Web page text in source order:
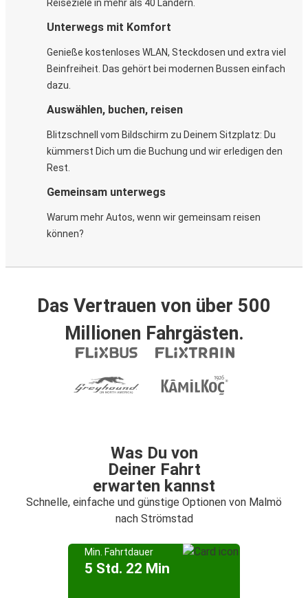
Reiseziele in mehr als 40 Ländern.
Unterwegs mit Komfort
Genieße kostenloses WLAN, Steckdosen und extra viel
Beinfreiheit. Das gehört bei modernen Bussen einfach
dazu.
Auswählen, buchen, reisen
Blitzschnell vom Bildschirm zu Deinem Sitzplatz: Du
kümmerst Dich um die Buchung und wir erledigen den
Rest.
Gemeinsam unterwegs
Warum mehr Autos, wenn wir gemeinsam reisen
können?
Das Vertrauen von über 500
Millionen Fahrgästen.
Was Du von
Deiner Fahrt
erwarten kannst
Schnelle, einfache und günstige Optionen von Malmö
nach Strömstad
Min. Fahrtdauer
5 Std. 22 Min